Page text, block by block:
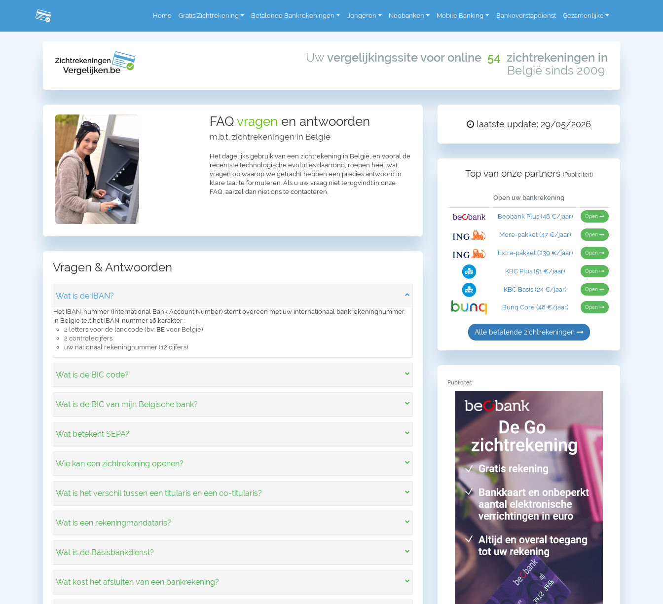
Home Gratis Zichtrekening Betalende Bankrekeningen Jongeren Neobanken Mobile Banking Bankoverstapdienst Gezamenlijke
Uw vergelijkingssite voor online 54 zichtrekeningen in
België sinds 2009
FAQ vragen en antwoorden
m.b.t. zichtrekeningen in België
Het dagelijks gebruik van een zichtrekening in België, en vooral de
recentste technologische evoluties daarrond, roepen heel wat
vragen op waarop we getracht hebben een precies antwoord in
klare taal te formuleren. Als u uw vraag niet terugvindt in onze
FAQ, aarzel dan niet ons te contacteren.
Vragen & Antwoorden
Wat is de IBAN?
Het IBAN-nummer (International Bank Account Number) stemt overeen met uw internationaal bankrekeningnummer.
In België telt het IBAN-nummer 16 karakter :
2 letters voor de landcode (bv: BE voor België)
2 controlecijfers
uw nationaal rekeningnummer (12 cijfers)
Wat is de BIC code?
Wat is de BIC van mijn Belgische bank?
Wat betekent SEPA?
Wie kan een zichtrekening openen?
Wat is het verschil tussen een titularis en een co-titularis?
Wat is een rekeningmandataris?
Wat is de Basisbankdienst?
Wat kost het afsluiten van een bankrekening?
laatste update: 29/05/2026
Top van onze partners (Publiciteit)
Open uw bankrekening
Beobank Plus (48 €/jaar) Open
More-pakket (47 €/jaar) Open
Extra-pakket (239 €/jaar) Open
KBC Plus (51 €/jaar) Open
KBC Basis (24 €/jaar) Open
Bunq Core (48 €/jaar) Open
Alle betalende zichtrekeningen
Publiciteit